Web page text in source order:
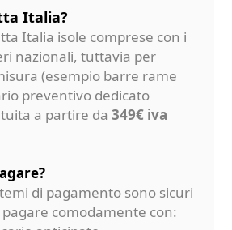
Italia?
Italia isole comprese con i
nazionali, tuttavia per
(esempio barre rame
preventivo dedicato
a partire da 349€ iva
di pagamento sono sicuri
comodamente con: